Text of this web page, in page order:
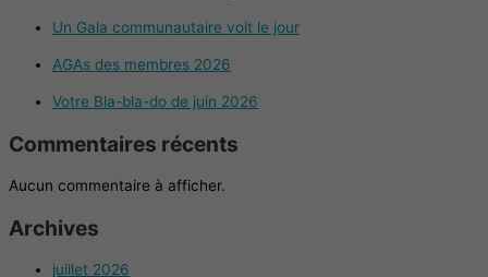
Un Gala communautaire voit le jour
AGAs des membres 2026
Votre Bla-bla-do de juin 2026
Commentaires récents
Aucun commentaire à afficher.
Archives
juillet 2026